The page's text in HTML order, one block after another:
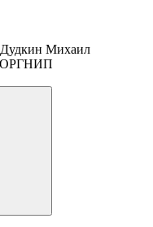
Михаил
ОРГНИП